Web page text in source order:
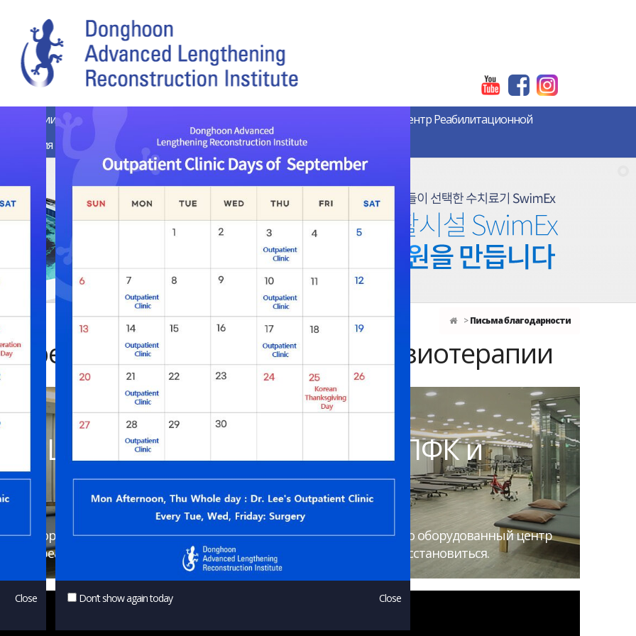
Close Don’t show again today Close
Коррекции Конечностей
Центр Реабилитационной
История Пациентов
Информация О Консультации
Письма благодарности
реабилитационной ЛФК и физиотерапии
Центр реабилитационной ЛФК и
физиотерапии
ортопедическом центре доктора Ли Донгхуна есть специально оборудованный центр
реабилитационной ЛФК, где помогают пациентам быстрее восстановиться.